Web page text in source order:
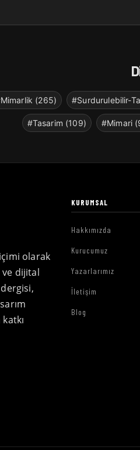
(265) #Surdurulebilir-
#Tasarim (109) #Mimari
olarak
dijital
KURUMSAL
Hakkımızda
Kurucumuz
Yazarlarımız
İletişim
Blog